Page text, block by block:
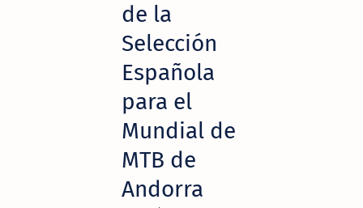
de la
Selección
Española
para el
Mundial de
MTB de
Andorra